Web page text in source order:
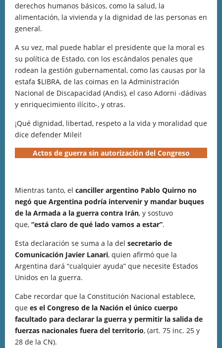
derechos humanos básicos, como la salud, la
alimentación, la vivienda y la dignidad de las personas en
general.
A su vez, mal puede hablar el presidente que la moral es
su política de Estado, con los escándalos penales que
rodean la gestión gubernamental, como las causas por la
estafa $LIBRA, de las coimas en la Administración
Nacional de Discapacidad (Andis), el caso Adorni -dádivas
y enriquecimiento ilícito-, y otras.
¡Qué dignidad, libertad, respeto a la vida y moralidad que
dice defender Milei!
Actos de guerra sin autorización del Congreso
Mientras tanto, el canciller argentino Pablo Quirno no
negó que Argentina podría intervenir y mandar buques
de la Armada a la guerra contra Irán, y sostuvo
que, “está claro de qué lado vamos a estar”.
Esta declaración se suma a la del secretario de
Comunicación Javier Lanari, quien afirmó que la
Argentina dará “cualquier ayuda” que necesite Estados
Unidos en la guerra.
Cabe recordar que la Constitución Nacional establece,
que es el Congreso de la Nación el único cuerpo
facultado para declarar la guerra y permitir la salida de
fuerzas nacionales fuera del territorio, (art. 75 inc. 25 y
28 de la CN).